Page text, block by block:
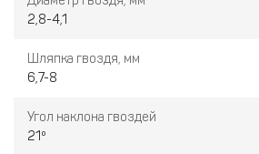
2,8-4,1
Шляпка гвоздя, мм
6,7-8
Угол наклона гвоздей
21º